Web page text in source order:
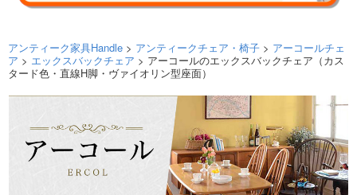
アンティーク家具Handle > アンティークチェア・椅子 > アーコールチェ
ア > エックスバックチェア > アーコールのエックスバックチェア（カス
タード色・直線H脚・ヴァイオリン型座面）